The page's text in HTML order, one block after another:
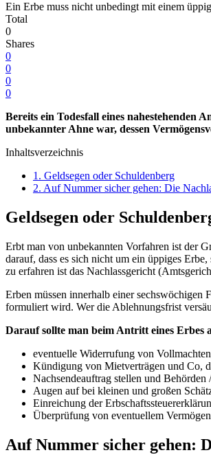
Ein Erbe muss nicht unbedingt mit einem
Total
0
Shares
0
0
0
0
Bereits ein Todesfall eines nahestehenden
unbekannter Ahne war, dessen
Inhaltsverzeichnis
1. Geldsegen oder Schuldenberg
2. Auf Nummer sicher gehen: Die
Geldsegen oder
Erbt man von unbekannten Vorfahren ist der
darauf, dass es sich nicht um ein üppiges
zu erfahren ist das Nachlassgericht
Erben müssen innerhalb einer sechswöchigen
formuliert wird. Wer die Ablehnungsfrist
Darauf sollte man beim Antritt eines Erbes
eventuelle Widerrufung von
Kündigung von Mietverträgen und Co,
Nachsendeauftrag stellen und
Augen auf bei kleinen und großen
Einreichung der
Überprüfung von eventuellem
Auf Nummer sicher gehen: